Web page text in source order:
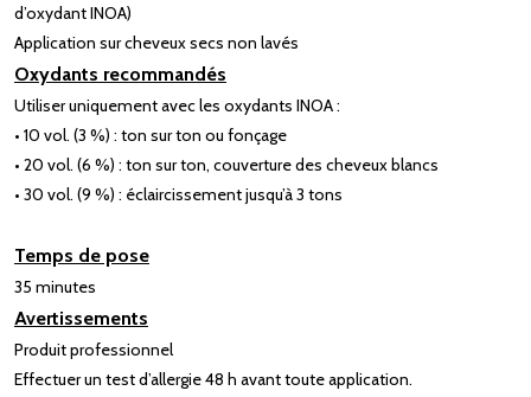
d’oxydant INOA)
Application sur cheveux secs non lavés
Oxydants recommandés
Utiliser uniquement avec les oxydants INOA :
• 10 vol. (3 %) : ton sur ton ou fonçage
• 20 vol. (6 %) : ton sur ton, couverture des cheveux blancs
• 30 vol. (9 %) : éclaircissement jusqu’à 3 tons
Temps de pose
35 minutes
Avertissements
Produit professionnel
Effectuer un test d’allergie 48 h avant toute application.